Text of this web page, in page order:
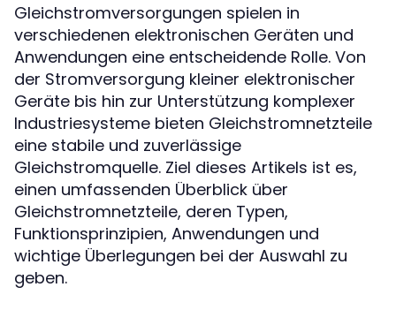
Gleichstromversorgungen spielen in
verschiedenen elektronischen Geräten und
Anwendungen eine entscheidende Rolle. Von
der Stromversorgung kleiner elektronischer
Geräte bis hin zur Unterstützung komplexer
Industriesysteme bieten Gleichstromnetzteile
eine stabile und zuverlässige
Gleichstromquelle. Ziel dieses Artikels ist es,
einen umfassenden Überblick über
Gleichstromnetzteile, deren Typen,
Funktionsprinzipien, Anwendungen und
wichtige Überlegungen bei der Auswahl zu
geben.